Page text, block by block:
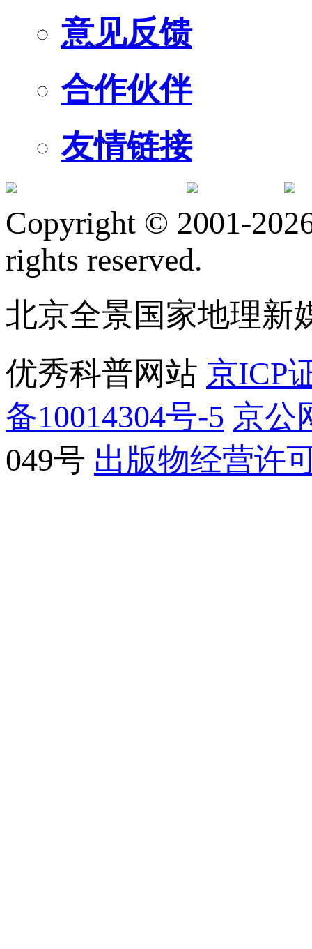
意见反馈
合作伙伴
友情链接
Copyright © 2001-
rights reserved.
北京全景国家地理新
优秀科普网站 京ICP
备10014304号-5 京公
049号 出版物经营许